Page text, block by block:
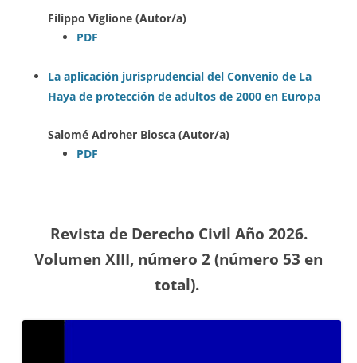
Filippo Viglione (Autor/a)
PDF
La aplicación jurisprudencial del Convenio de La
Haya de protección de adultos de 2000 en Europa
Salomé Adroher Biosca (Autor/a)
PDF
Revista de Derecho Civil Año 2026.
Volumen XIII, número 2 (número 53 en
total).